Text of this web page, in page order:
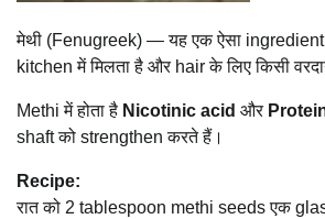
मेथी (Fenugreek) — यह एक ऐसा ingredient
kitchen में मिलता है और hair के लिए किसी
Methi में होता है Nicotinic acid और
shaft को strengthen करते हैं।
Recipe:
रात को 2 tablespoon methi seeds एक